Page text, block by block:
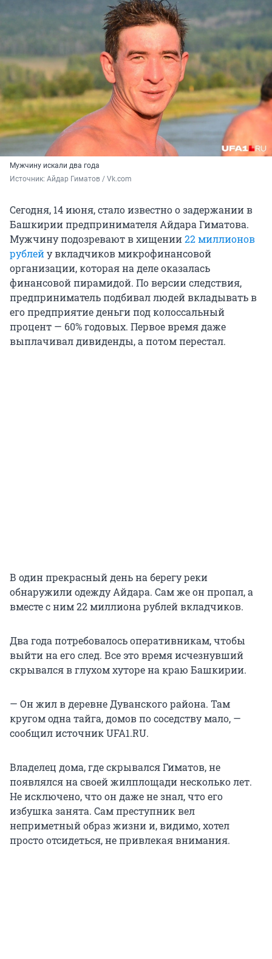
Мужчину искали два года
Источник: Айдар Гиматов / Vk.com
Сегодня, 14 июня, стало известно о задержании в
Башкирии предпринимателя Айдара Гиматова.
Мужчину подозревают в хищении22 миллионов
рублейу вкладчиков микрофинансовой
организации, которая на деле оказалась
финансовой пирамидой. По версии следствия,
предприниматель подбивал людей вкладывать в
его предприятие деньги под колоссальный
процент — 60% годовых. Первое время даже
выплачивал дивиденды, а потом перестал.
В один прекрасный день на берегу реки
обнаружили одежду Айдара. Сам же он пропал, а
вместе с ним 22 миллиона рублей вкладчиков.
Два года потребовалось оперативникам, чтобы
выйти на его след. Все это время исчезнувший
скрывался в глухом хуторе на краю Башкирии.
— Он жил в деревне Дуванского района. Там
кругом одна тайга, домов по соседству мало, —
сообщил источник UFA1.RU.
Владелец дома, где скрывался Гиматов, не
появлялся на своей жилплощади несколько лет.
Не исключено, что он даже не знал, что его
избушка занята. Сам преступник вел
неприметный образ жизни и, видимо, хотел
просто отсидеться, не привлекая внимания.